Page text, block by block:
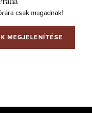
csak magadnak!
MEGJELENÍTÉSE